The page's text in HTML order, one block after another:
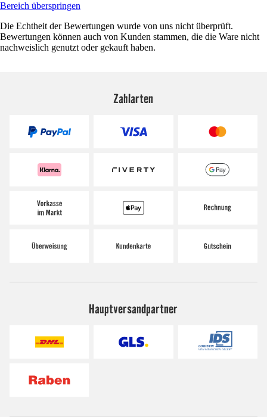
Bereich überspringen
Die Echtheit der Bewertungen wurde von uns nicht überprüft.
Bewertungen können auch von Kunden stammen, die die Ware nicht
nachweislich genutzt oder gekauft haben.
Zahlarten
Hauptversandpartner